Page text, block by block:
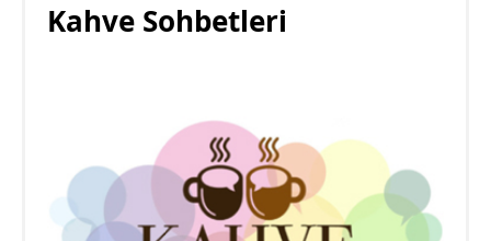
Kahve Sohbetleri